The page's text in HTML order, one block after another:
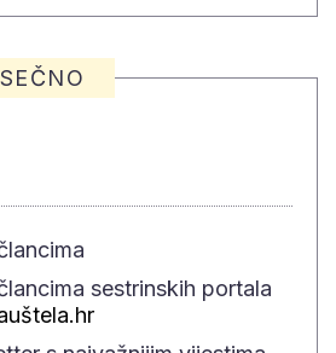
sestrinskih portala